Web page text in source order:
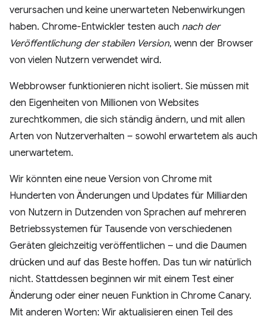
verursachen und keine unerwarteten Nebenwirkungen
haben. Chrome-Entwickler testen auch nach der
Veröffentlichung der stabilen Version, wenn der Browser
von vielen Nutzern verwendet wird.
Webbrowser funktionieren nicht isoliert. Sie müssen mit
den Eigenheiten von Millionen von Websites
zurechtkommen, die sich ständig ändern, und mit allen
Arten von Nutzerverhalten – sowohl erwartetem als auch
unerwartetem.
Wir könnten eine neue Version von Chrome mit
Hunderten von Änderungen und Updates für Milliarden
von Nutzern in Dutzenden von Sprachen auf mehreren
Betriebssystemen für Tausende von verschiedenen
Geräten gleichzeitig veröffentlichen – und die Daumen
drücken und auf das Beste hoffen. Das tun wir natürlich
nicht. Stattdessen beginnen wir mit einem Test einer
Änderung oder einer neuen Funktion in Chrome Canary.
Mit anderen Worten: Wir aktualisieren einen Teil des